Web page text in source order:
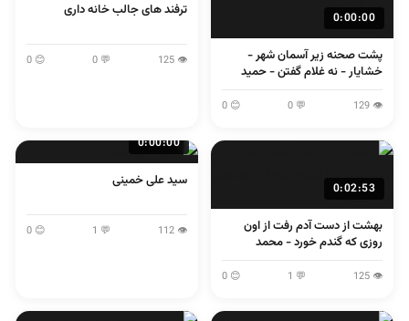
0:00:00
پشت صحنه زیر آسمان شهر -
خشایار - نه غلام گفتن - حمید
👁 129
💬 0
😊 0
ترفند های جالب خانه داری
👁 125
💬 0
😊 0
0:02:53
بهشت از دست آدم رفت از اون
روزی که گندم خورد - محمد
👁 125
💬 1
😊 0
0:00:00
سید علی خمینی
👁 112
💬 1
😊 0